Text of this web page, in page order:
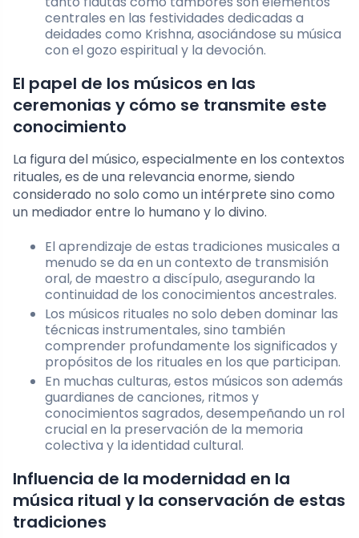
centrales en las festividades dedicadas a
deidades como Krishna, asociándose su música
con el gozo espiritual y la devoción.
El papel de los músicos en las
ceremonias y cómo se transmite este
conocimiento
La figura del músico, especialmente en los contextos
rituales, es de una relevancia enorme, siendo
considerado no solo como un intérprete sino como
un mediador entre lo humano y lo divino.
El aprendizaje de estas tradiciones musicales a
menudo se da en un contexto de transmisión
oral, de maestro a discípulo, asegurando la
continuidad de los conocimientos ancestrales.
Los músicos rituales no solo deben dominar las
técnicas instrumentales, sino también
comprender profundamente los significados y
propósitos de los rituales en los que participan.
En muchas culturas, estos músicos son además
guardianes de canciones, ritmos y
conocimientos sagrados, desempeñando un rol
crucial en la preservación de la memoria
colectiva y la identidad cultural.
Influencia de la modernidad en la
música ritual y la conservación de estas
tradiciones